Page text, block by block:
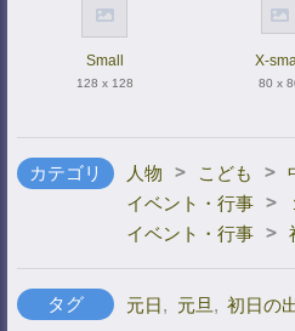
Small
128 x 128
X-
80 x
カテゴリ 人物 > こども >
イベント・行事 >
イベント・行事 >
タグ 元日, 元旦 , 初日の